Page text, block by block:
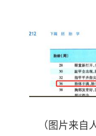
（图片来自人